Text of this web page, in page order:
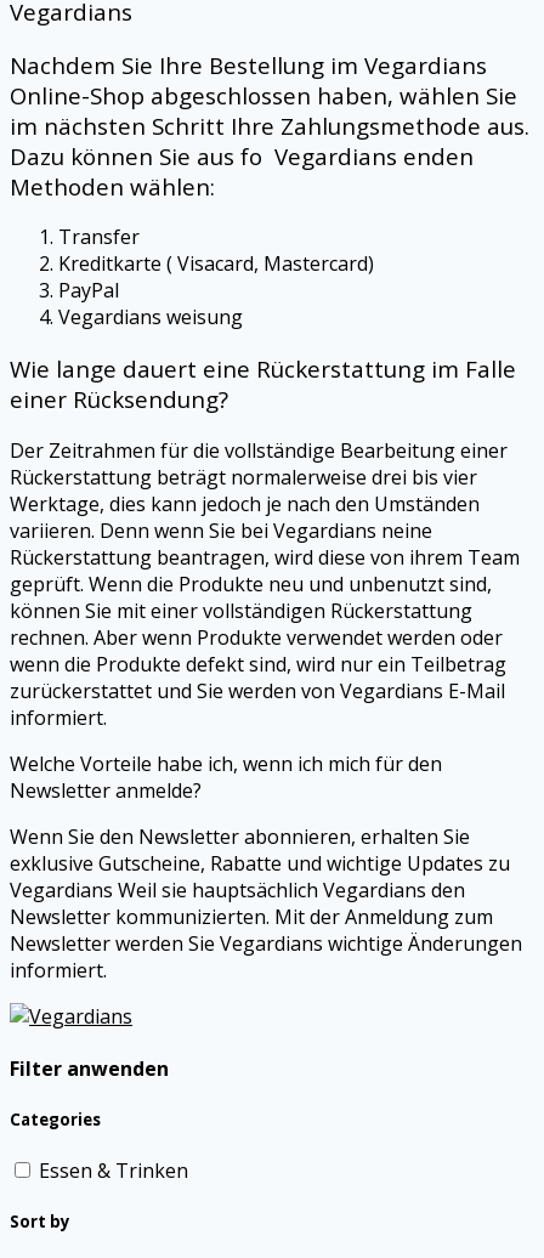
Vegardians
Nachdem Sie Ihre Bestellung im Vegardians
Online-Shop abgeschlossen haben, wählen Sie
im nächsten Schritt Ihre Zahlungsmethode aus.
Dazu können Sie aus fo Vegardians enden
Methoden wählen:
Transfer
Kreditkarte (Visacard, Mastercard)
PayPal
Vegardians weisung
Wie lange dauert eine Rückerstattung im Falle
einer Rücksendung?
Der Zeitrahmen für die vollständige Bearbeitung einer
Rückerstattung beträgt normalerweise drei bis vier
Werktage, dies kann jedoch je nach den Umständen
variieren. Denn wenn Sie bei Vegardians neine
Rückerstattung beantragen, wird diese von ihrem Team
geprüft. Wenn die Produkte neu und unbenutzt sind,
können Sie mit einer vollständigen Rückerstattung
rechnen. Aber wenn Produkte verwendet werden oder
wenn die Produkte defekt sind, wird nur ein Teilbetrag
zurückerstattet und Sie werden von Vegardians E-Mail
informiert.
Welche Vorteile habe ich, wenn ich mich für den
Newsletter anmelde?
Wenn Sie den Newsletter abonnieren, erhalten Sie
exklusive Gutscheine, Rabatte und wichtige Updates zu
Vegardians Weil sie hauptsächlich Vegardians den
Newsletter kommunizierten. Mit der Anmeldung zum
Newsletter werden Sie Vegardians wichtige Änderungen
informiert.
Filter anwenden
Categories
Essen & Trinken
Sort by